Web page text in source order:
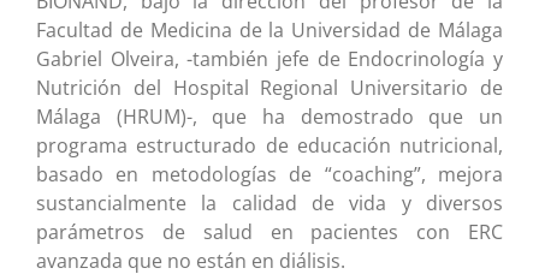
Facultad de Medicina de la Universidad de Málaga
Gabriel Olveira, -también jefe de Endocrinología y
Nutrición del Hospital Regional Universitario de
Málaga (HRUM)-, que ha demostrado que un
programa estructurado de educación nutricional,
basado en metodologías de “coaching”, mejora
sustancialmente la calidad de vida y diversos
parámetros de salud en pacientes con ERC
avanzada que no están en diálisis.